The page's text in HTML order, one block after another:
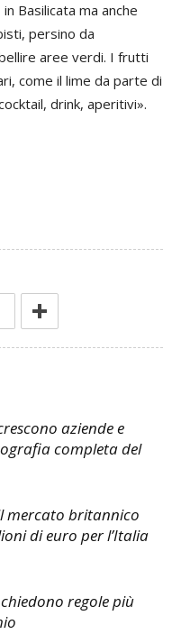
Basilicata ma anche
persino da
aree verdi. I frutti
come il lime da parte di
drink, aperitivi».
aziende e
completa del
mercato britannico
di euro per l’Italia
regole più